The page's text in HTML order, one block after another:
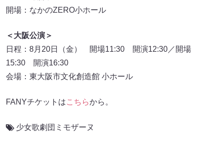
開場：なかのZERO小ホール
＜大阪公演＞
日程：8月20日（金） 開場11:30 開演12:30／開場
15:30 開演16:30
会場：東大阪市文化創造館 小ホール
FANYチケットはこちらから。
少女歌劇団ミモザーヌ